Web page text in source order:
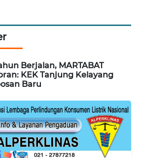
Berjalan, MARTABAT
KEK Tanjung Kelayang
Baru